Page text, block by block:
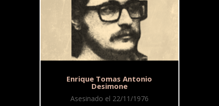
Enrique Tomas Antonio
Desimone
Asesinado el 22/11/1976